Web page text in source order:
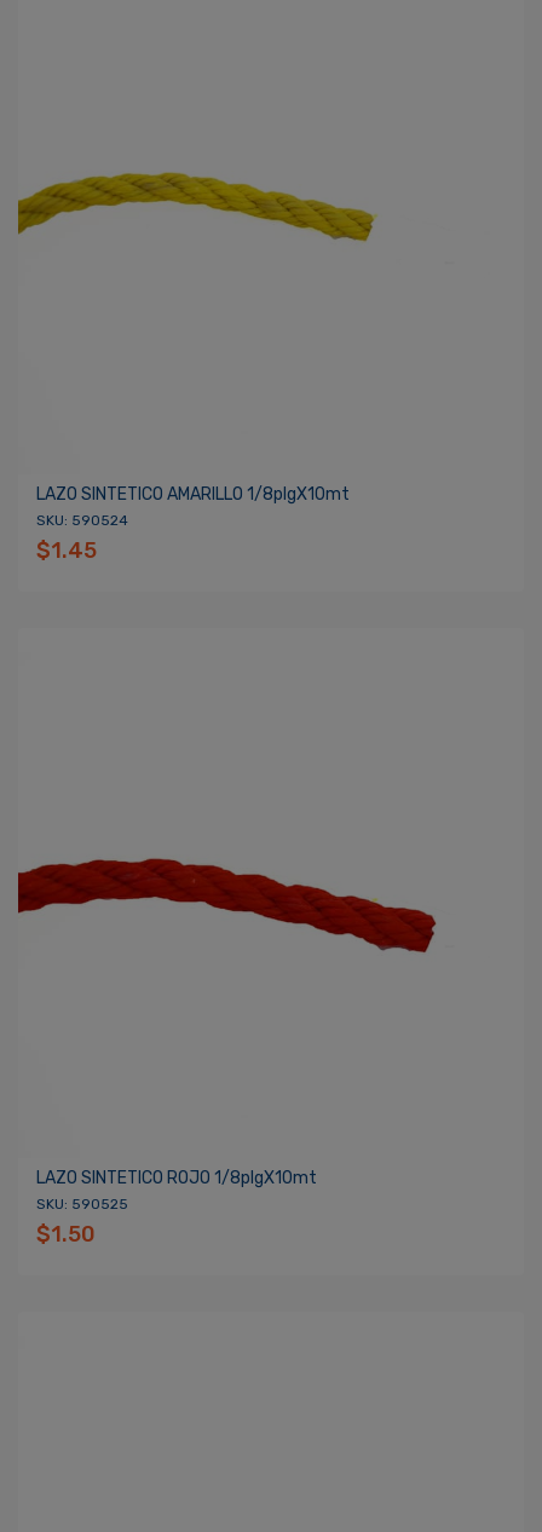
LAZO SINTETICO AMARILLO 1/8plgX10mt
SKU: 590524
$1.45
LAZO SINTETICO ROJO 1/8plgX10mt
SKU: 590525
$1.50